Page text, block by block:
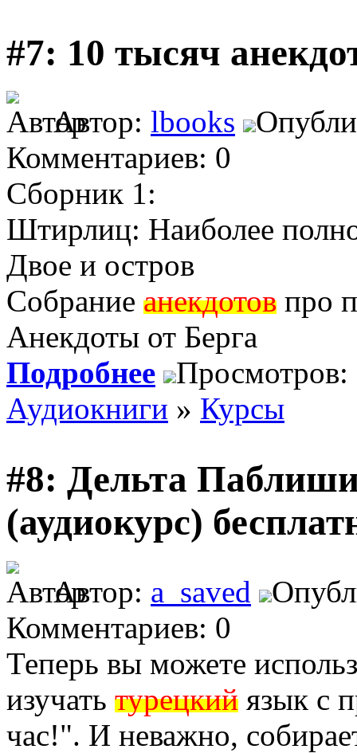
#7: 10 тысяч
Автор: lbooks
Комментариев: 0
Сборник 1:
Штирлиц: Наиболее
Двое и остров
Собрание анекдотов про
Aнекдоты от Берга
Подробнее
Просмотров:
Аудиокниги » Курсы
#8: Дельта
(аудиокурс)
Автор: a_saved
Комментариев: 0
Теперь вы можете
изучать турецкий язык с
час!". И неважно,